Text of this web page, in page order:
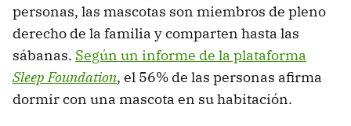
personas, las mascotas son miembros de pleno
derecho de la familia y comparten hasta las
sábanas. Según un informe de la plataforma
Sleep Foundation, el 56% de las personas afirma
dormir con una mascota en su habitación.